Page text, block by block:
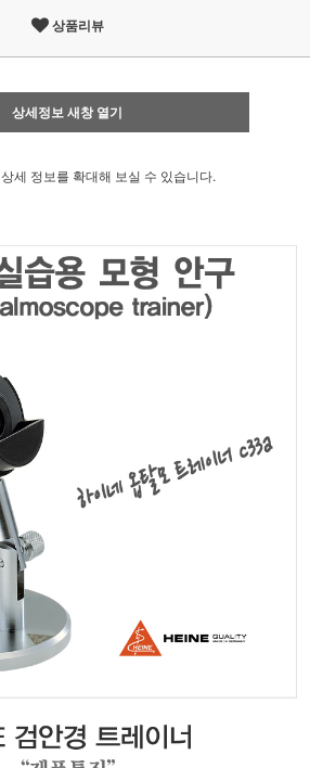
상품리뷰
상세정보 새창 열기
상세 정보를 확대해 보실 수 있습니다.